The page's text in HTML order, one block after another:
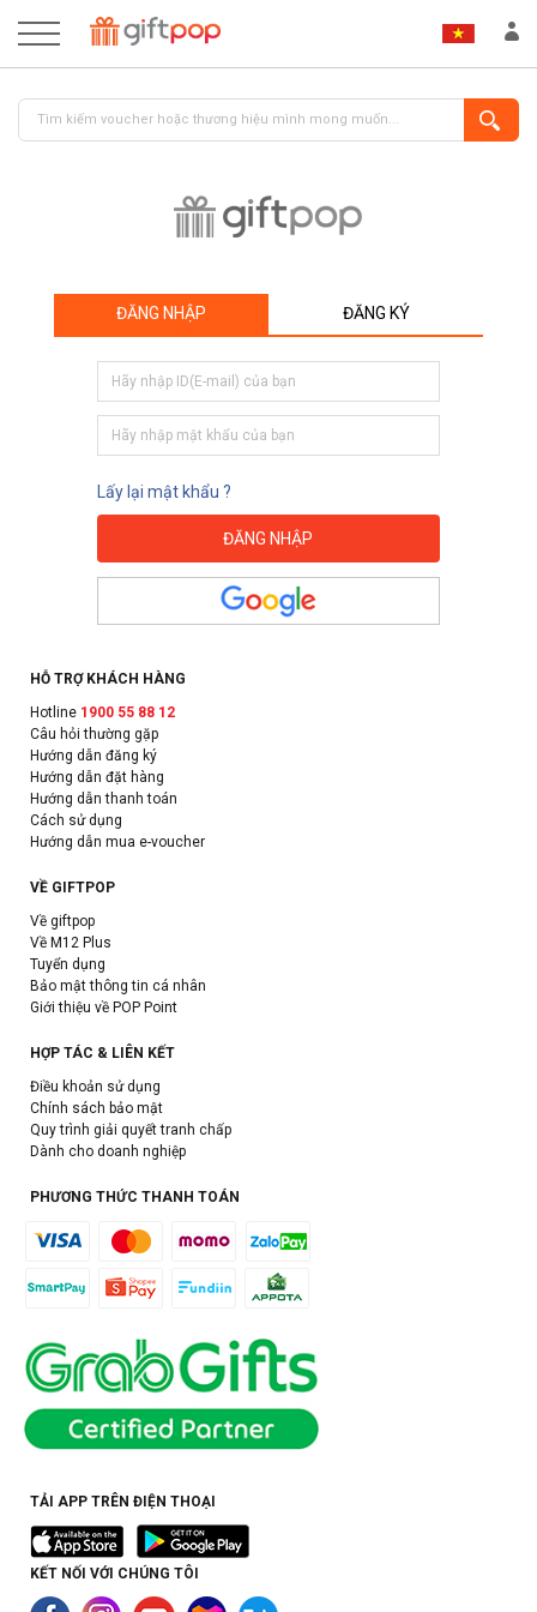
ĐĂNG NHẬP ĐĂNG KÝ
Lấy lại mật khẩu ?
HỖ TRỢ KHÁCH HÀNG
Hotline 1900 55 88 12
Câu hỏi thường gặp
Hướng dẫn đăng ký
Hướng dẫn đặt hàng
Hướng dẫn thanh toán
Cách sử dụng
Hướng dẫn mua e-voucher
VỀ GIFTPOP
Về giftpop
Về M12 Plus
Tuyển dụng
Bảo mật thông tin cá nhân
Giới thiệu về POP Point
HỢP TÁC & LIÊN KẾT
Điều khoản sử dụng
Chính sách bảo mật
Quy trình giải quyết tranh chấp
Dành cho doanh nghiệp
PHƯƠNG THỨC THANH TOÁN
TẢI APP TRÊN ĐIỆN THOẠI
KẾT NỐI VỚI CHÚNG TÔI